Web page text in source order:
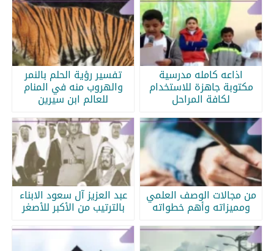
اذاعه كامله مدرسية
مكتوبة جاهزة للاستخدام
لكافة المراحل
تفسير رؤية الحلم بالنمر
والهروب منه في المنام
للعالم ابن سيرين
من مجالات الوصف العلمي
ومميزاته وأهم خطواته
عبد العزيز آل سعود الابناء
بالترتيب من الأكبر للأصغر